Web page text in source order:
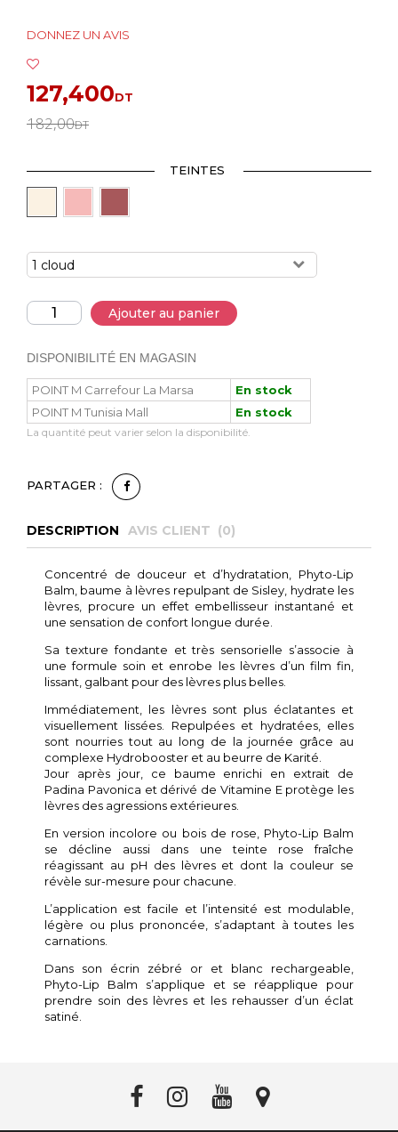
DONNEZ UN AVIS
127,400DT
182,00DT
TEINTES
1 cloud
Ajouter au panier
DISPONIBILITÉ EN MAGASIN
POINT M Carrefour La Marsa
En stock
POINT M Tunisia Mall
En stock
La quantité peut varier selon la disponibilité.
PARTAGER :
DESCRIPTION AVIS CLIENT (0)
Concentré de douceur et d’hydratation, Phyto-Lip
Balm, baume à lèvres repulpant de Sisley, hydrate les
lèvres, procure un effet embellisseur instantané et
une sensation de confort longue durée.
Sa texture fondante et très sensorielle s’associe à
une formule soin et enrobe les lèvres d’un film fin,
lissant, galbant pour des lèvres plus belles.
Immédiatement, les lèvres sont plus éclatantes et
visuellement lissées. Repulpées et hydratées, elles
sont nourries tout au long de la journée grâce au
complexe Hydrobooster et au beurre de Karité.
Jour après jour, ce baume enrichi en extrait de
Padina Pavonica et dérivé de Vitamine E protège les
lèvres des agressions extérieures.
En version incolore ou bois de rose, Phyto-Lip Balm
se décline aussi dans une teinte rose fraîche
réagissant au pH des lèvres et dont la couleur se
révèle sur-mesure pour chacune.
L’application est facile et l’intensité est modulable,
légère ou plus prononcée, s’adaptant à toutes les
carnations.
Dans son écrin zébré or et blanc rechargeable,
Phyto-Lip Balm s’applique et se réapplique pour
prendre soin des lèvres et les rehausser d’un éclat
satiné.